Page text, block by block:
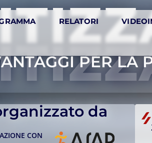
RELATORI
PER LA
da
CON